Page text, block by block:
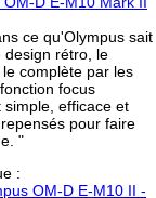
ce qu'Olympus sait
design rétro, le
complète par les
focus
efficace et
pour faire
"
:
OM-D E-M10 II -